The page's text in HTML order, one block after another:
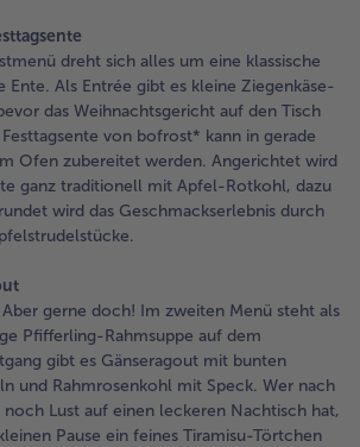
Kartoffelprodukte
Beilagen & Saucen
& Saucen
Suppeneinlagen
& Brötchen
Kuchen & Torten
& Torten
Süßspeisen
Kids-Produkte
Produkte
Schoko-Genuss
Genuss
Confiserie & Feinkost
& Feinkost
die Heißluftfritteuse
bofrost*free
bofrost*high Protein
dreht sich alles um eine klassische
Ente. Als Entrée gibt es kleine Ziegenkäse-
das Weihnachtsgericht auf den Tisch
von bofrost* kann in gerade
Ofen zubereitet werden. Angerichtet wird
ganz traditionell mit Apfel-Rotkohl, dazu
wird das Geschmackserlebnis durch
gerne doch! Im zweiten Menü steht als
Pfifferling-Rahmsuppe auf dem
gibt es Gänseragout mit bunten
und Rahmrosenkohl mit Speck. Wer nach
Lust auf einen leckeren Nachtisch hat,
Pause ein feines Tiramisu-Törtchen